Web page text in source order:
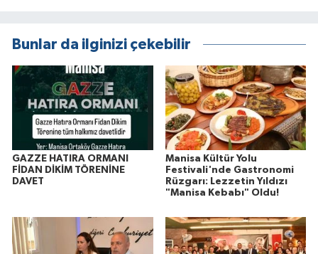
Bunlar da ilginizi çekebilir
GAZZE HATIRA ORMANI
FİDAN DİKİM TÖRENİNE
DAVET
Manisa Kültür Yolu
Festivali'nde Gastronomi
Rüzgarı: Lezzetin Yıldızı
"Manisa Kebabı" Oldu!